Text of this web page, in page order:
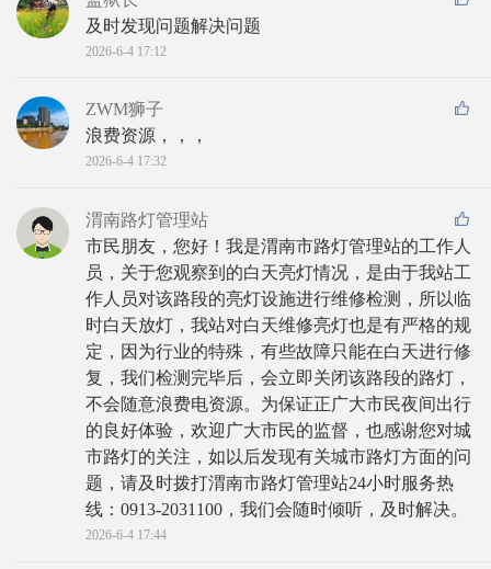
及时发现问题解决问题
2026-6-4 17:12
ZWM狮子
浪费资源，，，
2026-6-4 17:32
渭南路灯管理站
市民朋友，您好！我是渭南市路灯管理站的工作人
员，关于您观察到的白天亮灯情况，是由于我站工
作人员对该路段的亮灯设施进行维修检测，所以临
时白天放灯，我站对白天维修亮灯也是有严格的规
定，因为行业的特殊，有些故障只能在白天进行修
复，我们检测完毕后，会立即关闭该路段的路灯，
不会随意浪费电资源。为保证正广大市民夜间出行
的良好体验，欢迎广大市民的监督，也感谢您对城
市路灯的关注，如以后发现有关城市路灯方面的问
题，请及时拨打渭南市路灯管理站24小时服务热
线：0913-2031100，我们会随时倾听，及时解决。
2026-6-4 17:44